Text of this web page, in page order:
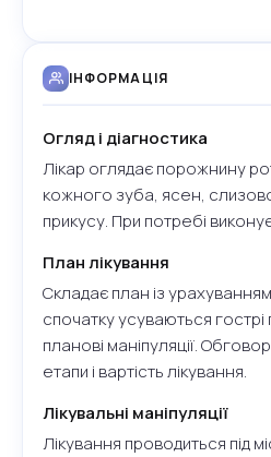
ІНФОРМАЦІЯ
Огляд і діагностика
Лікар оглядає порожнину
кожного зуба, ясен,
прикусу. При потребі
План лікування
Складає план із
спочатку усуваються
планові маніпуляції.
етапи і вартість лікування.
Лікувальні маніпуляції
Лікування проводиться під